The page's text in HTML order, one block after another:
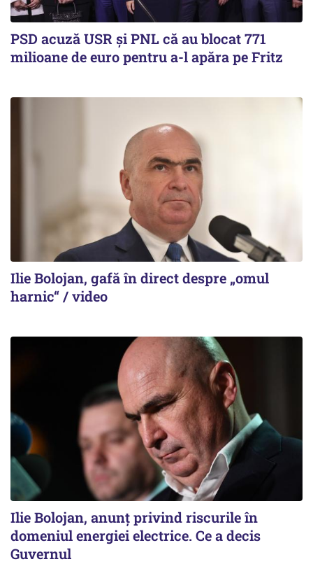
PSD acuză USR și PNL că au blocat 771
milioane de euro pentru a-l apăra pe Fritz
Ilie Bolojan, gafă în direct despre „omul
harnic“ / video
Ilie Bolojan, anunț privind riscurile în
domeniul energiei electrice. Ce a decis
Guvernul